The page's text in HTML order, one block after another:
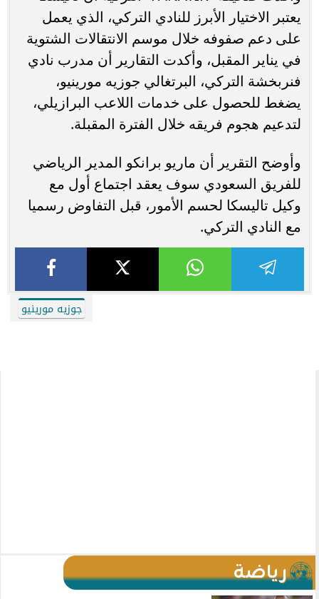
يعتبر الاختيار الأبرز للنادي التركي، الذي يعمل
على دعم صفوفه خلال موسم الانتقالات الشتوية
في يناير المقبل، وأكدت التقارير أن مدرب نادي
فنربخشة التركي، البرتغالي جوزيه مورينيو،
يضغط للحصول على خدمات اللاعب البرازيلي،
لتدعيم هجوم فريقه خلال الفترة المقبلة.
وأوضح التقرير أن ماريو برانكو المدير الرياضي
للفريق السعودي سوف يعقد اجتماع أول مع
وكيل تاليسكا لحسم الأمور، قبل التفاوض رسميا
مع النادي التركي.
جوزيه مورينيو
رياضة